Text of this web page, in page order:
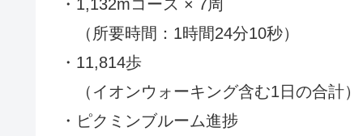
・1,132mコース × 7周
（所要時間：1時間24分10秒）
・11,814歩
（イオンウォーキング含む1日の合計）
・ピクミンブルーム進捗